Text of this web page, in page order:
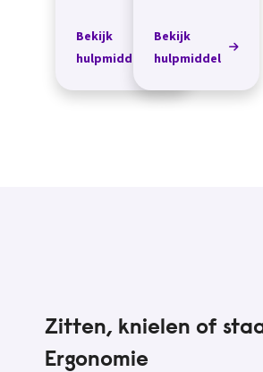
laten
monteren.&nbsp;
Bekijk
hulpmiddel
slim is
nagedacht over
vind je bij
Bekijk
hulpmiddel
Zitten, knielen of
Ergonomie